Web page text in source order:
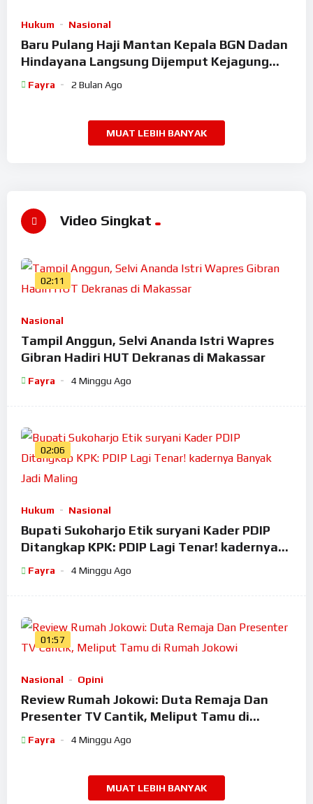
Hukum Nasional
Baru Pulang Haji Mantan Kepala BGN Dadan
Hindayana Langsung Dijemput Kejagung
Setelah Dicopot Prabowo
Fayra 2 Bulan Ago
MUAT LEBIH BANYAK
Video Singkat
02:11
Nasional
Tampil Anggun, Selvi Ananda Istri Wapres
Gibran Hadiri HUT Dekranas di Makassar
Fayra 4 Minggu Ago
02:06
Hukum Nasional
Bupati Sukoharjo Etik suryani Kader PDIP
Ditangkap KPK: PDIP Lagi Tenar! kadernya
Fayra 4 Minggu Ago
01:57
Nasional Opini
Review Rumah Jokowi: Duta Remaja Dan
Presenter TV Cantik, Meliput Tamu di
Fayra 4 Minggu Ago
MUAT LEBIH BANYAK